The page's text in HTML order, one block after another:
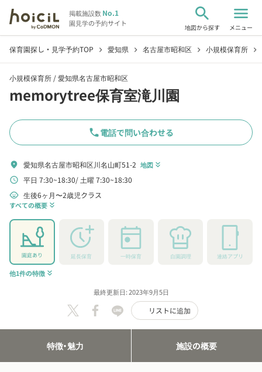
掲載施設数No.1
園見学の予約サイト
search
地図から探す
menu
メニュー
保育園探し・見学予約TOP chevron_right 愛知県 chevron_right 名古屋市昭和区 chevron_right 小規模保育所 chevron_right
小規模保育所 /愛知県名古屋市昭和区
memorytree保育室滝川園
phone電話で問い合わせる
location_on 愛知県名古屋市昭和区川名山町51-2 地図 keyboard_double_arrow_down
schedule 平日 7:30~18:30 土曜 7:30~18:30
child_care 生後6ヶ月〜2歳児クラス
すべての概要 keyboard_double_arrow_down
園庭あり 延長保育 一時保育 自園調理 連絡アプリ
他1件の特徴 keyboard_double_arrow_down
最終更新日: 2023年9月5日
リストに追加
特徴・魅力 施設の概要